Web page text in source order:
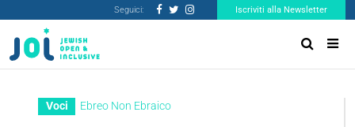
Seguici: Iscriviti alla Newsletter
Voci Ebreo Non Ebraico